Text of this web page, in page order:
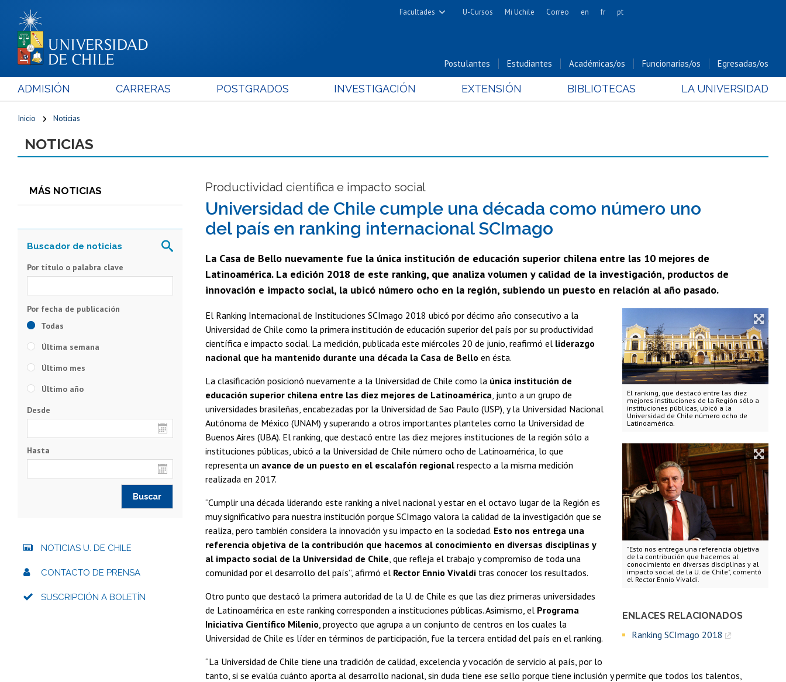
Facultades
Cs. Físicas y Matemáticas
Cs. Forestales y Conservación
Cs. Químicas y Farmacéuticas
Cs. Sociales
Estudios Avanzados en Educación
Nutrición y Tecnología de
Alimentos
Bachillerato
U-Cursos Mi Uchile Correo en fr pt
Postulantes Estudiantes Académicas/os Funcionarias/os Egresadas/os
ADMISIÓN CARRERAS POSTGRADOS INVESTIGACIÓN EXTENSIÓN BIBLIOTECAS LA UNIVERSIDAD
Inicio Noticias
NOTICIAS
MÁS NOTICIAS Productividad científica e impacto social
Universidad de Chile cumple una década como número uno
del país en ranking internacional SCImago
La Casa de Bello nuevamente fue la única institución de educación superior chilena entre las 10 mejores de
Latinoamérica. La edición 2018 de este ranking, que analiza volumen y calidad de la investigación, productos de
innovación e impacto social, la ubicó número ocho en la región, subiendo un puesto en relación al año pasado.
El ranking, que destacó entre las diez
mejores instituciones de la Región sólo a
instituciones públicas, ubicó a la
Universidad de Chile número ocho de
Latinoamérica.
"Esto nos entrega una referencia objetiva
de la contribución que hacemos al
conocimiento en diversas disciplinas y al
impacto social de la U. de Chile", comentó
el Rector Ennio Vivaldi.
ENLACES RELACIONADOS
Ranking SCImago 2018
El Ranking Internacional de Instituciones SCImago 2018 ubicó por décimo año consecutivo a la
Universidad de Chile como la primera institución de educación superior del país por su productividad
científica e impacto social. La medición, publicada este miércoles 20 de junio, reafirmó el liderazgo
nacional que ha mantenido durante una década la Casa de Bello en ésta.
La clasificación posicionó nuevamente a la Universidad de Chile como la única institución de
educación superior chilena entre las diez mejores de Latinoamérica , junto a un grupo de
universidades brasileñas, encabezadas por la Universidad de Sao Paulo (USP), y la Universidad Nacional
Autónoma de México (UNAM) y superando a otros importantes planteles como la Universidad de
Buenos Aires (UBA). El ranking, que destacó entre las diez mejores instituciones de la región sólo a
instituciones públicas, ubicó a la Universidad de Chile número ocho de Latinoamérica, lo que
representa un avance de un puesto en el escalafón regional respecto a la misma medición
realizada en 2017.
“Cumplir una década liderando este ranking a nivel nacional y estar en el octavo lugar de la Región es
muy significativo para nuestra institución porque SCImago valora la calidad de la investigación que se
realiza, pero también considera la innovación y su impacto en la sociedad. Esto nos entrega una
referencia objetiva de la contribución que hacemos al conocimiento en diversas disciplinas y
al impacto social de la Universidad de Chile , que refleja el trabajo y compromiso de toda una
comunidad por el desarrollo del país”, afirmó el Rector Ennio Vivaldi tras conocer los resultados.
Otro punto que destacó la primera autoridad de la U. de Chile es que las diez primeras universidades
de Latinoamérica en este ranking corresponden a instituciones públicas. Asimismo, el Programa
Iniciativa Científico Milenio , proyecto que agrupa a un conjunto de centros en los cuales la
Universidad de Chile es líder en términos de participación, fue la tercera entidad del país en el ranking.
“La Universidad de Chile tiene una tradición de calidad, excelencia y vocación de servicio al país, por lo
tanto, si se evalúa cuánto aporta al desarrollo nacional, sin duda tiene ese sello porque tiene inclusión y permite que todos los talentos,
Por título o palabra clave
Todas
Última semana
Último mes
Último año
Desde
Hasta
NOTICIAS U. DE CHILE
CONTACTO DE PRENSA
SUSCRIPCIÓN A BOLETÍN